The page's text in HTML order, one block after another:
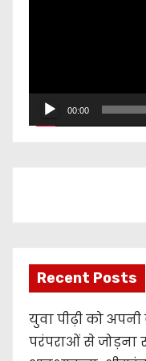
a
00:00
Recent Posts
युवा पीढ़ी को
परंपराओं से